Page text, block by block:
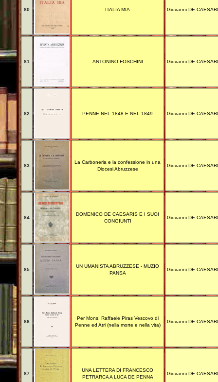
80 ITALIA MIA Giovanni DE
81 ANTONINO FOSCHINI Giovanni DE
82 PENNE NEL 1848 E NEL 1849 Giovanni DE
83
La Carboneria e la confessione in una
Diocesi Abruzzese
Giovanni DE
84
DOMENICO DE CAESARIS E I SUOI
CONGIUNTI
Giovanni DE
85
UN UMANISTA ABRUZZESE - MUZIO
PANSA
Giovanni DE
86
Per Mons. Raffaele Piras Vescovo di
Penne ed Atri (nella morte e nella vita)
Giovanni DE
87
UNA LETTERA DI FRANCESCO
PETRARCA A LUCA DE PENNA
Giovanni DE